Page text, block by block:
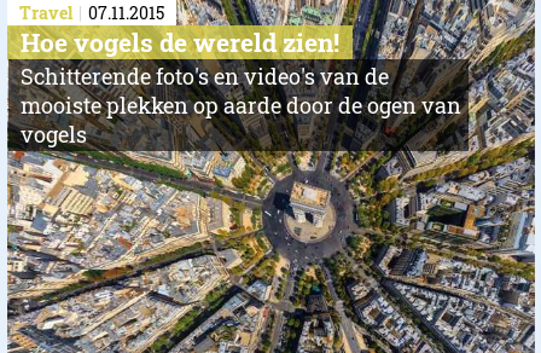
Travel 07.11.2015
Hoe vogels de wereld zien!
Schitterende foto's en video's van de
mooiste plekken op aarde door de ogen van
vogels